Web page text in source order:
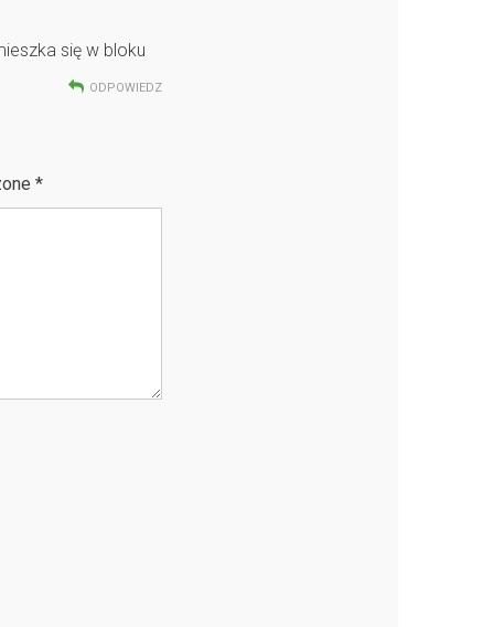
się w bloku
ODPOWIEDZ
*